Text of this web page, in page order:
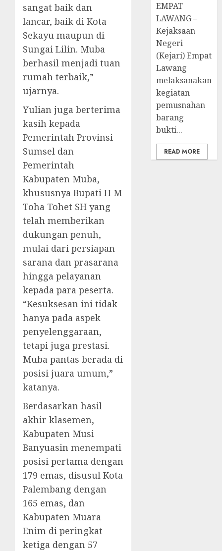
sangat baik dan
lancar, baik di Kota
Sekayu maupun di
Sungai Lilin. Muba
berhasil menjadi tuan
rumah terbaik,”
ujarnya.
Yulian juga berterima
kasih kepada
Pemerintah Provinsi
Sumsel dan
Pemerintah
Kabupaten Muba,
khususnya Bupati H M
Toha Tohet SH yang
telah memberikan
dukungan penuh,
mulai dari persiapan
sarana dan prasarana
hingga pelayanan
kepada para peserta.
“Kesuksesan ini tidak
hanya pada aspek
penyelenggaraan,
tetapi juga prestasi.
Muba pantas berada di
posisi juara umum,”
katanya.
Berdasarkan hasil
akhir klasemen,
Kabupaten Musi
Banyuasin menempati
posisi pertama dengan
179 emas, disusul Kota
Palembang dengan
165 emas, dan
Kabupaten Muara
Enim di peringkat
ketiga dengan 57
EMPAT
LAWANG –
Kejaksaan
Negeri
(Kejari) Empat
Lawang
melaksanakan
kegiatan
pemusnahan
barang
bukti...
READ MORE